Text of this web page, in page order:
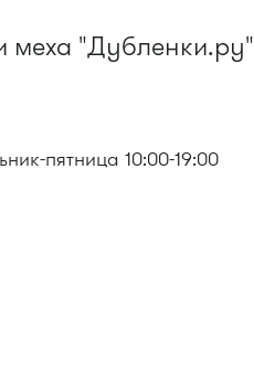
меха "Дубленки.ру"
пятница 10:00-19:00